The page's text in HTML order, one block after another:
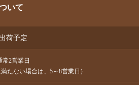
いて
出荷予定
常2営業日
たない場合は、5～8営業日）